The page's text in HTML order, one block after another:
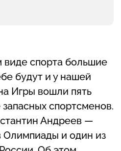
спорта большие
будут и у нашей
Игры вошли пять
спортсменов.
Андреев —
Олимпиады и один из